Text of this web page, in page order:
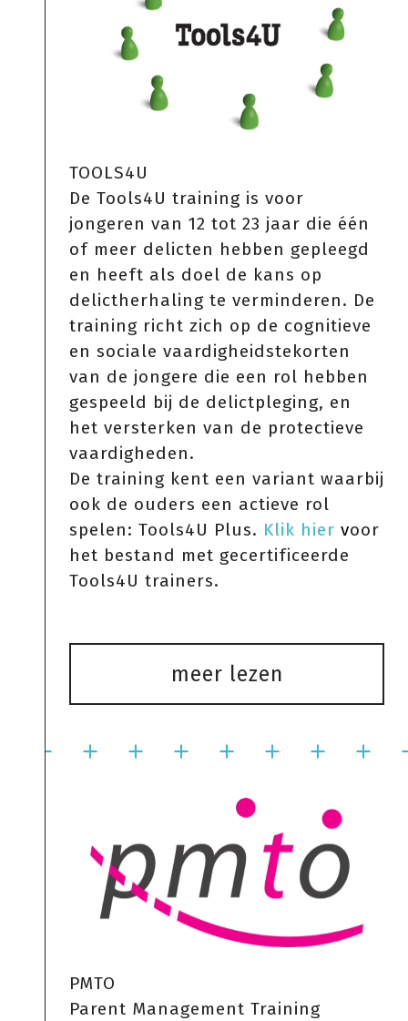
TOOLS4U
De Tools4U training is voor
jongeren van 12 tot 23 jaar die één
of meer delicten hebben gepleegd
en heeft als doel de kans op
delictherhaling te verminderen. De
training richt zich op de cognitieve
en sociale vaardigheidstekorten
van de jongere die een rol hebben
gespeeld bij de delictpleging, en
het versterken van de protectieve
vaardigheden.
De training kent een variant waarbij
ook de ouders een actieve rol
spelen: Tools4U Plus. Klik hier voor
het bestand met gecertificeerde
Tools4U trainers.
meer lezen
PMTO
Parent Management Training